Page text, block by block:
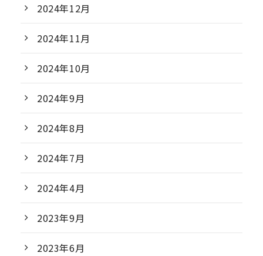
2024年12月
2024年11月
2024年10月
2024年9月
2024年8月
2024年7月
2024年4月
2023年9月
2023年6月